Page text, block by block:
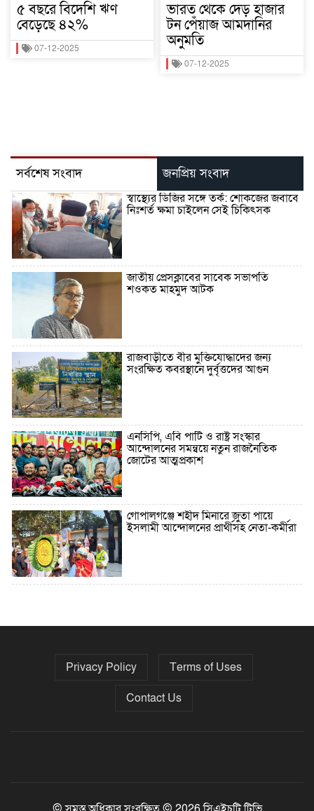
৫ বছরে বিদেশি ঋণ
বেড়েছে ৪২%
07-12-2025
ভারত থেকে দেড় হাজার
টন পেঁয়াজ আমদানির
অনুমতি
07-12-2025
সর্বশেষ সংবাদ জনপ্রিয় সংবাদ
স্বাস্থ্যের ডিজির সঙ্গে তর্ক: শোকজের জবাবে
নিঃশর্ত ক্ষমা চাইলেন সেই চিকিৎসক
জাতীয় প্রেসক্লাবের সাবেক সভাপতি
শওকত মাহমুদ আটক
রাজবাড়ীতে বীর মুক্তিযোদ্ধাদের জন্য
সংরক্ষিত কবরস্থানে দুর্বৃত্তদের আগুন
এনসিপি, এবি পার্টি ও রাষ্ট্র সংস্কার
আন্দোলনের সমন্বয়ে নতুন রাজনৈতিক
জোটের আত্মপ্রকাশ
গোপালগঞ্জে শহীদ মিনারে জুতা পায়ে
ইসলামী আন্দোলনের প্রার্থীসহ নেতা-কর্মীরা
নির্বাচনের তফসিল ৮-১৫ ডিসেম্বরের মধ্যে
Privacy Policy
Terms of Uses
Contact Us